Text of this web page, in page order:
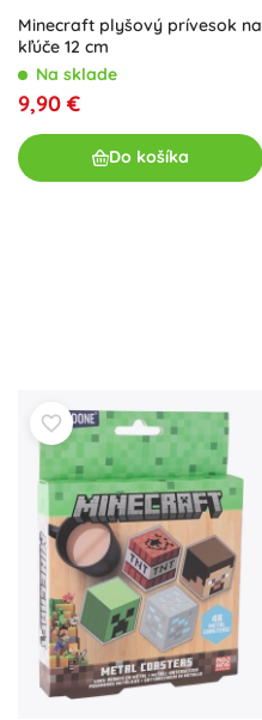
Minecraft plyšový prívesok na
kľúče 12 cm
Na sklade
9,90 €
Do košíka